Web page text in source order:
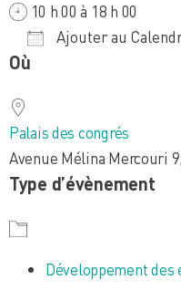
10 h 00 à 18 h 00
Ajouter au
Où
Palais des congrés
Avenue Mélina Mercouri
Type d’évènement
Développement des